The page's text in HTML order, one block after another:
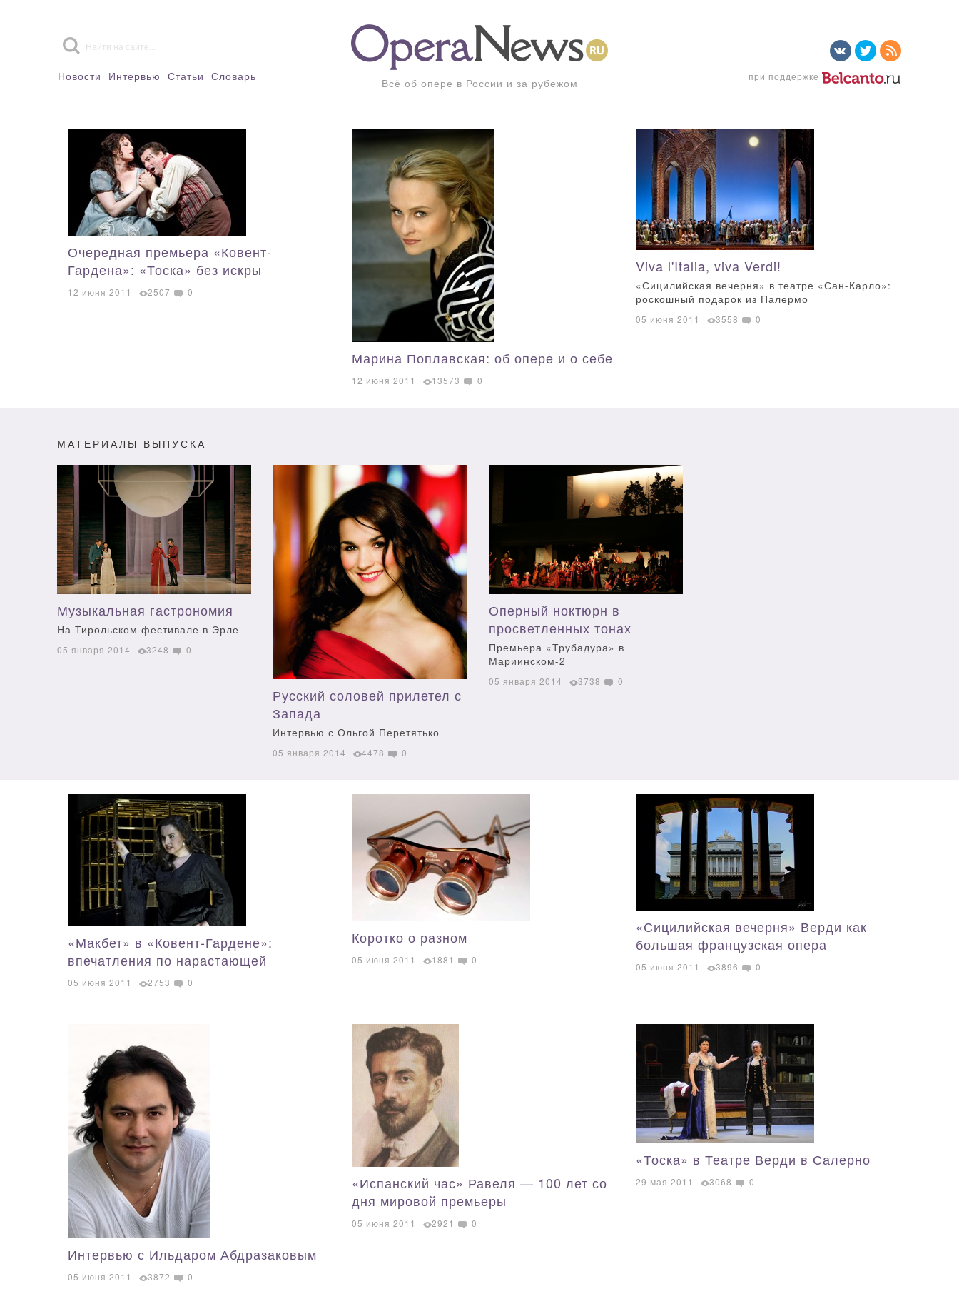
Новости Интервью Статьи Словарь Всё об опере в России и за рубежом при поддержке
Очередная премьера «Ковент-
Гардена»: «Тоска» без искры
12 июня 2011 2507 0
Марина Поплавская: об опере и о себе
12 июня 2011 13573 0
Viva l'Italia, viva Verdi!
«Сицилийская вечерня» в театре «Сан-Карло»:
роскошный подарок из Палермо
05 июня 2011 3558 0
МАТЕРИАЛЫ ВЫПУСКА
Музыкальная гастрономия
На Тирольском фестивале в Эрле
05 января 2014 3248 0
Русский соловей прилетел с
Запада
Интервью с Ольгой Перетятько
05 января 2014 4478 0
Оперный ноктюрн в
просветленных тонах
Премьера «Трубадура» в
Мариинском-2
05 января 2014 3738 0
«Макбет» в «Ковент-Гардене»:
впечатления по нарастающей
05 июня 2011 2753 0
Коротко о разном
05 июня 2011 1881 0
«Сицилийская вечерня» Верди как
большая французская опера
05 июня 2011 3896 0
Интервью с Ильдаром Абдразаковым
05 июня 2011 3872 0
«Испанский час» Равеля — 100 лет со
дня мировой премьеры
05 июня 2011 2921 0
«Тоска» в Театре Верди в Салерно
29 мая 2011 3068 0